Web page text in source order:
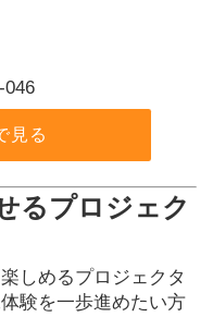
046
見る
るプロジェク
しめるプロジェクタ
験を一歩進めたい方